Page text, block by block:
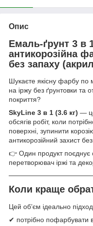
Опис
Емаль-ґрунт 3 в
антикорозійна
без запаху
Шукаєте якісну фарбу
на іржу без ґрунтовки та
покриття?
SkyLine 3 в 1 (3.6 кг) —
обсягів робіт, коли
поверхні, зупинити
антикорозійний захист
👉 Один продукт поєднує
перетворювач іржі та
Коли краще
Цей об’єм ідеально
✔ потрібно пофарбувати